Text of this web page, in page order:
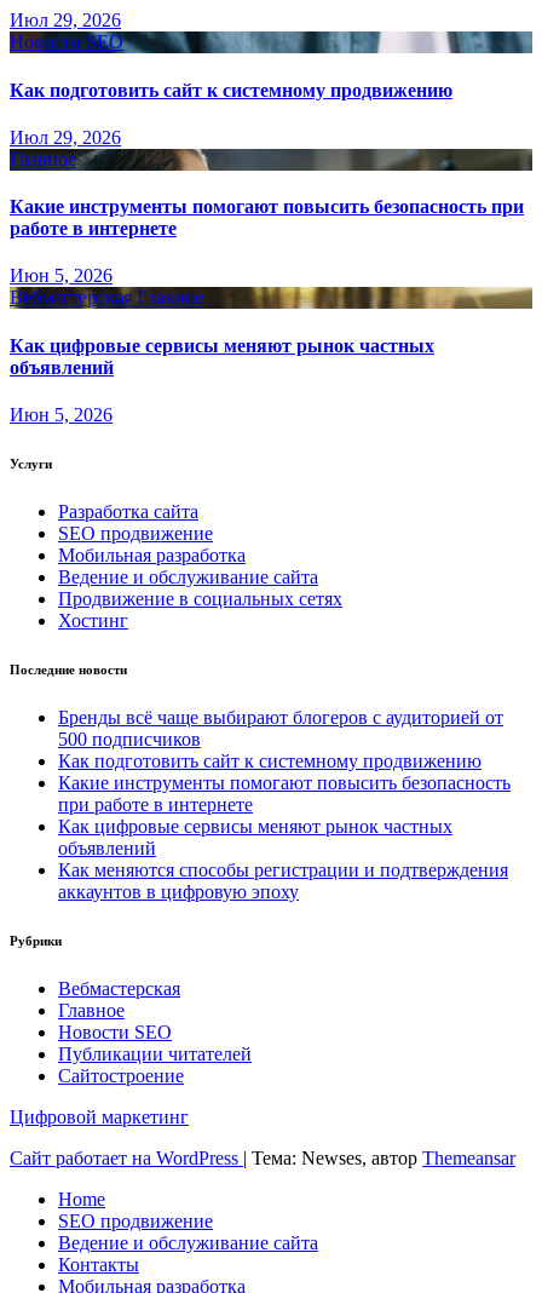
Июл 29, 2026
Новости SEO
Как подготовить сайт к системному продвижению
Июл 29, 2026
Главное
Какие инструменты помогают повысить безопасность при
работе в интернете
Июн 5, 2026
Вебмастерская Главное
Как цифровые сервисы меняют рынок частных
объявлений
Июн 5, 2026
Услуги
Разработка сайта
SEO продвижение
Мобильная разработка
Ведение и обслуживание сайта
Продвижение в социальных сетях
Хостинг
Последние новости
Бренды всё чаще выбирают блогеров с аудиторией от
500 подписчиков
Как подготовить сайт к системному продвижению
Какие инструменты помогают повысить безопасность
при работе в интернете
Как цифровые сервисы меняют рынок частных
объявлений
Как меняются способы регистрации и подтверждения
аккаунтов в цифровую эпоху
Рубрики
Вебмастерская
Главное
Новости SEO
Публикации читателей
Сайтостроение
Цифровой маркетинг
Сайт работает на WordPress | Тема: Newses, автор Themeansar
Home
SEO продвижение
Ведение и обслуживание сайта
Контакты
Мобильная разработка